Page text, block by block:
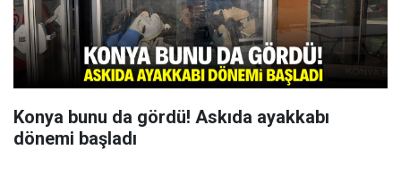
Konya bunu da gördü! Askıda ayakkabı
dönemi başladı